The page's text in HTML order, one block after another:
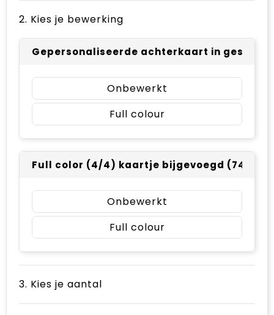
2. Kies je bewerking
Gepersonaliseerde achterkaart in
Onbewerkt
Full colour
Full color (4/4) kaartje bijgevoegd (74 x
Onbewerkt
Full colour
3. Kies je aantal